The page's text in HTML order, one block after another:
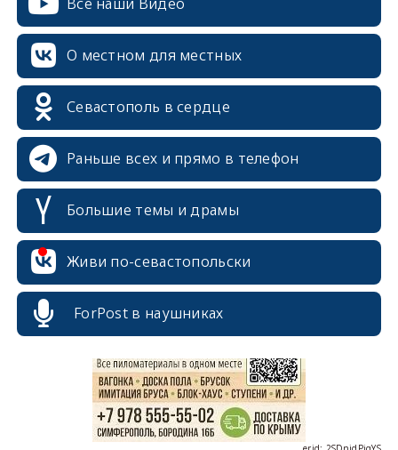
О местном для местных
Севастополь в сердце
Раньше всех и прямо в телефон
Большие темы и драмы
Живи по-севастопольски
ForPost в наушниках
erid: 2SDnjdPjgYS